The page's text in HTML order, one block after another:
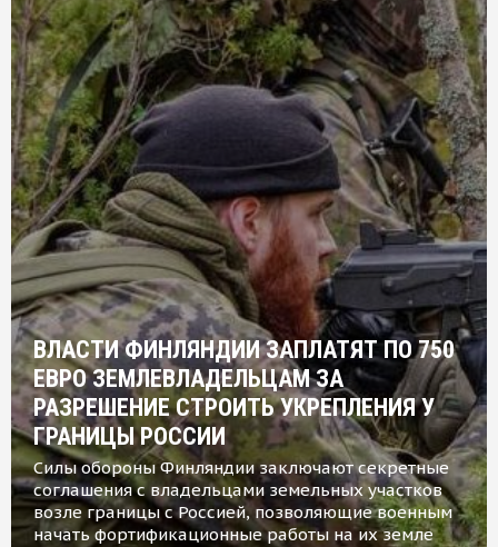
ВЛАСТИ ФИНЛЯНДИИ ЗАПЛАТЯТ ПО 750
ЕВРО ЗЕМЛЕВЛАДЕЛЬЦАМ ЗА
РАЗРЕШЕНИЕ СТРОИТЬ УКРЕПЛЕНИЯ У
ГРАНИЦЫ РОССИИ
Силы обороны Финляндии заключают секретные
соглашения с владельцами земельных участков
возле границы с Россией, позволяющие военным
начать фортификационные работы на их земле